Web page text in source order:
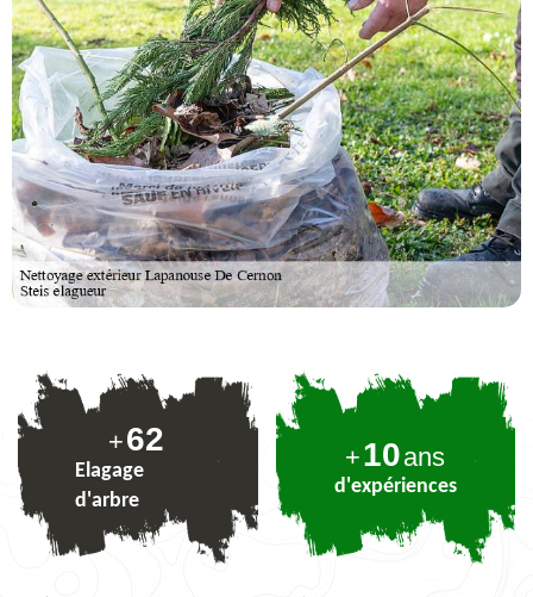
+76
Elagage
d'arbre
+10ans
d'expériences